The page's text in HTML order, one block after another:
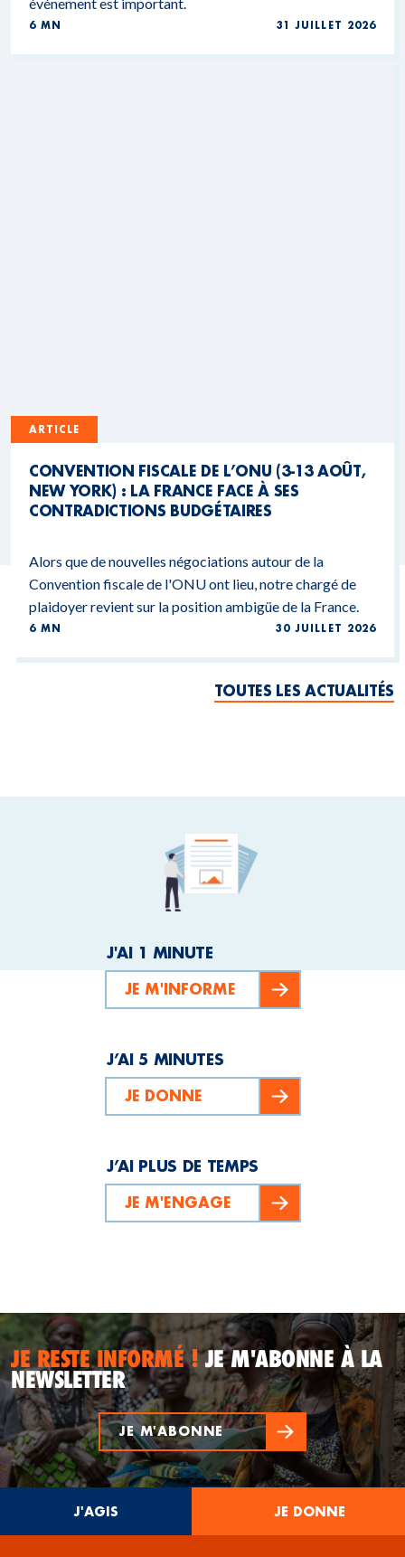
6 MN 31 JUILLET 2026
ARTICLE
CONVENTION FISCALE DE L’ONU (3-13 AOÛT,
NEW YORK) : LA FRANCE FACE À SES
CONTRADICTIONS BUDGÉTAIRES
Alors que de nouvelles négociations autour de la
Convention fiscale de l'ONU ont lieu, notre chargé de
plaidoyer revient sur la position ambigüe de la France.
6 MN 30 JUILLET 2026
TOUTES LES ACTUALITÉS
J'AI 1 MINUTE
JE M'INFORME
J’AI 5 MINUTES
JE DONNE
J’AI PLUS DE TEMPS
JE M'ENGAGE
JE RESTE INFORMÉ !JE M'ABONNE À LA
NEWSLETTER
JE M'ABONNE
J'AGIS JE DONNE